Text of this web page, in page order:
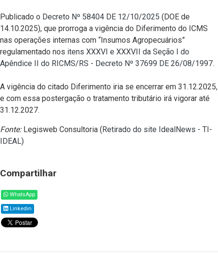
Publicado o Decreto Nº 58404 DE 12/10/2025 (DOE de
14.10.2025), que prorroga a vigência do Diferimento do ICMS
nas operações internas com “Insumos Agropecuários”
regulamentado nos itens XXXVI e XXXVII da Seção I do
Apêndice II do RICMS/RS - Decreto Nº 37699 DE 26/08/1997.
A vigência do citado Diferimento iria se encerrar em 31.12.2025,
e com essa postergação o tratamento tributário irá vigorar até
31.12.2027.
Fonte:Legisweb Consultoria (Retirado do site IdealNews - TI-
IDEAL)
Compartilhar
WhatsApp
Linkedin